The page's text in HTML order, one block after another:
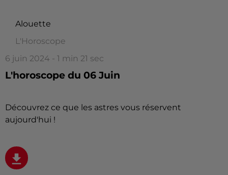
Alouette
L'Horoscope
6 juin 2024 - 1 min 21 sec
L'horoscope du 06 Juin
Découvrez ce que les astres vous réservent
aujourd'hui !